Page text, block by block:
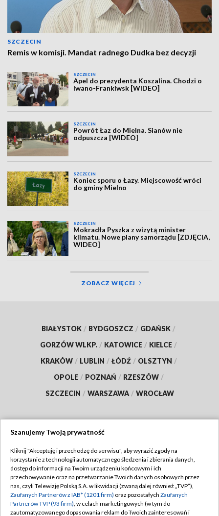
SZCZECIN
Remis w komisji. Mandat radnego Dudka bez decyzji
SZCZECIN
Apel do prezydenta Koszalina. Chodzi o
Iwano-Frankiwsk [WIDEO]
SZCZECIN
Powrót Łaz do Mielna. Sianów nie
odpuszcza [WIDEO]
SZCZECIN
Koniec sporu o Łazy. Miejscowość wróci
do gminy Mielno
SZCZECIN
Mokradła Pyszka z wizytą minister
klimatu. Nowe plany samorządu [ZDJĘCIA,
WIDEO]
ZOBACZ WIĘCEJ
BIAŁYSTOK / BYDGOSZCZ / GDAŃSK /
GORZÓW WLKP. / KATOWICE / KIELCE /
KRAKÓW / LUBLIN / ŁÓDŹ / OLSZTYN /
OPOLE / POZNAŃ / RZESZÓW /
SZCZECIN / WARSZAWA / WROCŁAW
TVP
Abonament TVP
Emisja w TVP
Centrum informacji TVP
Regulamin TVP
Polityka prywatności
Moje zgody
Szanujemy Twoją prywatność
Kliknij "Akceptuję i przechodzę do serwisu", aby wyrazić zgody na
korzystanie z technologii automatycznego śledzenia i zbierania danych,
dostęp do informacji na Twoim urządzeniu końcowym i ich
przechowywanie oraz na przetwarzanie Twoich danych osobowych przez
nas, czyli Telewizję Polską S.A. w likwidacji (zwaną dalej również „TVP”),
Zaufanych Partnerów z IAB* (1201 firm) oraz pozostałych Zaufanych
Partnerów TVP (93 firm), w celach marketingowych (w tym do
zautomatyzowanego dopasowania reklam do Twoich zainteresowań i